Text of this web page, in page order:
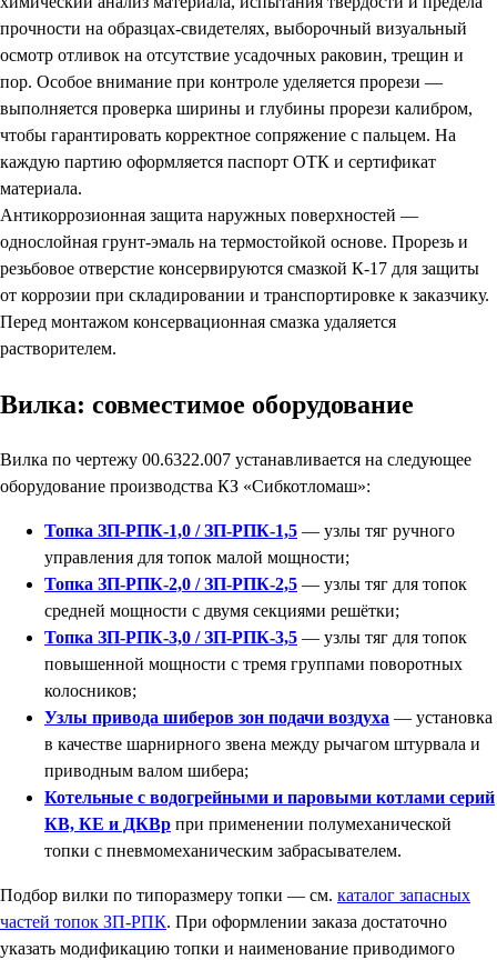
прочности на образцах-свидетелях, выборочный визуальный
осмотр отливок на отсутствие усадочных раковин, трещин и
пор. Особое внимание при контроле уделяется прорези —
выполняется проверка ширины и глубины прорези калибром,
чтобы гарантировать корректное сопряжение с пальцем. На
каждую партию оформляется паспорт ОТК и сертификат
материала.
Антикоррозионная защита наружных поверхностей —
однослойная грунт-эмаль на термостойкой основе. Прорезь и
резьбовое отверстие консервируются смазкой К-17 для защиты
от коррозии при складировании и транспортировке к заказчику.
Перед монтажом консервационная смазка удаляется
растворителем.
Вилка: совместимое оборудование
Вилка по чертежу 00.6322.007 устанавливается на следующее
оборудование производства КЗ «Сибкотломаш»:
Топка ЗП-РПК-1,0 / ЗП-РПК-1,5 — узлы тяг ручного
управления для топок малой мощности;
Топка ЗП-РПК-2,0 / ЗП-РПК-2,5 — узлы тяг для топок
средней мощности с двумя секциями решётки;
Топка ЗП-РПК-3,0 / ЗП-РПК-3,5 — узлы тяг для топок
повышенной мощности с тремя группами поворотных
колосников;
Узлы привода шиберов зон подачи воздуха — установка
в качестве шарнирного звена между рычагом штурвала и
приводным валом шибера;
Котельные с водогрейными и паровыми котлами серий
КВ, КЕ и ДКВр при применении полумеханической
топки с пневмомеханическим забрасывателем.
Подбор вилки по типоразмеру топки — см. каталог запасных
частей топок ЗП-РПК. При оформлении заказа достаточно
указать модификацию топки и наименование приводимого